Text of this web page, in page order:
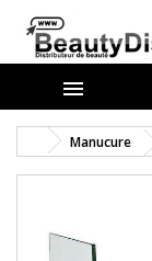

Manucure